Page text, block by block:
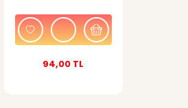
Bu ürüne benzer farklı alternatifler olmalı.
94,00 TL